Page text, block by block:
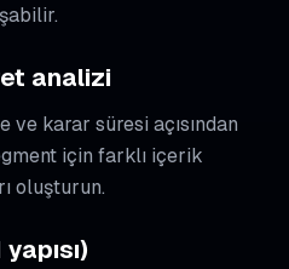
analizi
karar süresi açısından
için farklı içerik
oluşturun.